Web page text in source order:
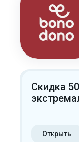
Скидка
Открыть